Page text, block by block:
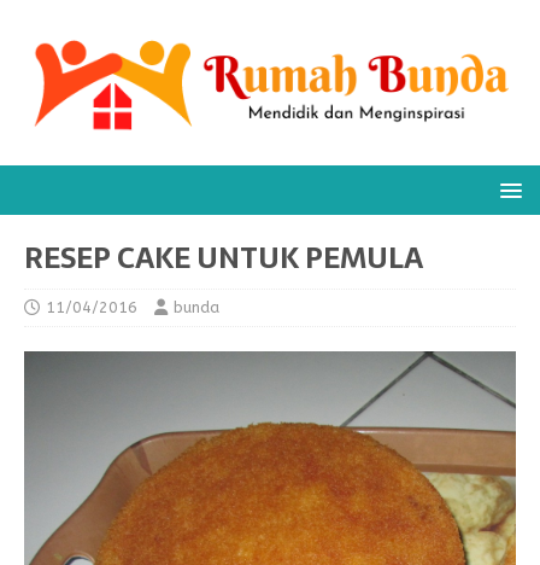
RESEP CAKE UNTUK PEMULA
11/04/2016 bunda